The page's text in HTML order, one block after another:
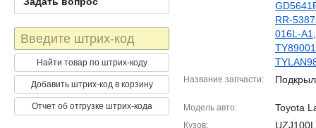
RR-
016L-A1
Название запчасти
Модель авто Toyota
Кузов UZJ100L
Штрих-
код
Найти товар по штрих-коду
Добавить штрих-код в корзину
Отчет об отгрузке штрих-кода